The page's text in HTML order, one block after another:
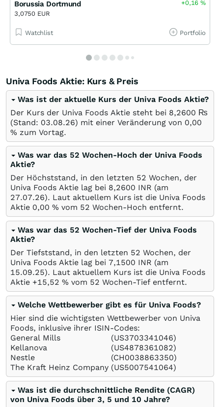
Borussia Dortmund
3,0750 EUR
+0,16%
Watchlist Portfolio
Univa Foods Aktie: Kurs & Preis
Was ist der aktuelle Kurs der Univa Foods Aktie?
Der Kurs der Univa Foods Aktie steht bei 8,2600 ₨
(Stand: 03.08.26) mit einer Veränderung von 0,00
% zum Vortag.
Was war das 52 Wochen-Hoch der Univa Foods
Aktie?
Der Höchststand, in den letzten 52 Wochen, der
Univa Foods Aktie lag bei 8,2600 INR (am
27.07.26). Laut aktuellem Kurs ist die Univa Foods
Aktie 0,00 % vom 52 Wochen-Hoch entfernt.
Was war das 52 Wochen-Tief der Univa Foods
Aktie?
Der Tiefststand, in den letzten 52 Wochen, der
Univa Foods Aktie lag bei 7,1500 INR (am
15.09.25). Laut aktuellem Kurs ist die Univa Foods
Aktie +15,52 % vom 52 Wochen-Tief entfernt.
Welche Wettbewerber gibt es für Univa Foods?
Hier sind die wichtigsten Wettbewerber von Univa
Foods, inklusive ihrer ISIN-Codes:
General Mills
(US3703341046)
Kellanova
(US4878361082)
Nestle
(CH0038863350)
The Kraft Heinz Company (US5007541064)
Was ist die durchschnittliche Rendite (CAGR)
von Univa Foods über 3, 5 und 10 Jahre?